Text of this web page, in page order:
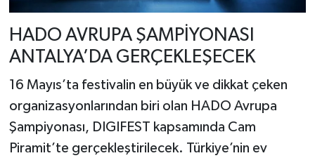
HADO AVRUPA ŞAMPİYONASI
ANTALYA’DA GERÇEKLEŞECEK
16 Mayıs’ta festivalin en büyük ve dikkat çeken
organizasyonlarından biri olan HADO Avrupa
Şampiyonası, DIGIFEST kapsamında Cam
Piramit’te gerçekleştirilecek. Türkiye’nin ev